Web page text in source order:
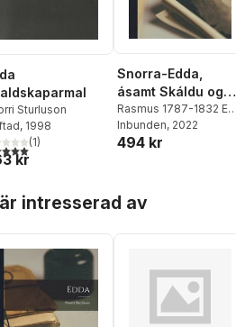
Sturluson
, 1998
utav 5 stjärnor. Totalt antal röster:
(1)
kr
Snorra-Edda,
ásamt Skáldu og
Þarmeð fylgjandi
ritgjörðum
Rasmus 1787-1832 Ed
Rask,Snorri Sturluson
Hvitaskáld Ca Ólafr
Inbunden, 2022
494 kr
intresserad av